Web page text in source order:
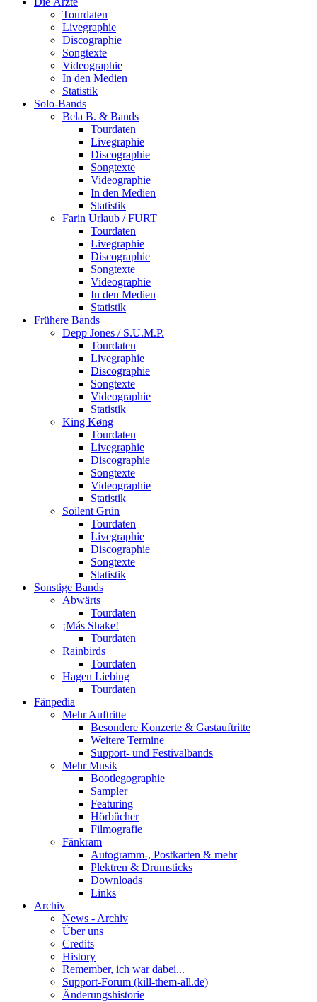
Tourdaten
Livegraphie
Discographie
Songtexte
Videographie
In den Medien
Statistik
Solo-Bands
Bela B. & Bands
Tourdaten
Livegraphie
Discographie
Songtexte
Videographie
In den Medien
Statistik
Farin Urlaub / FURT
Tourdaten
Livegraphie
Discographie
Songtexte
Videographie
In den Medien
Statistik
Frühere Bands
Depp Jones / S.U.M.P.
Tourdaten
Livegraphie
Discographie
Songtexte
Videographie
Statistik
King Køng
Tourdaten
Livegraphie
Discographie
Songtexte
Videographie
Statistik
Soilent Grün
Tourdaten
Livegraphie
Discographie
Songtexte
Statistik
Sonstige Bands
Abwärts
Tourdaten
¡Más Shake!
Tourdaten
Rainbirds
Tourdaten
Hagen Liebing
Tourdaten
Fänpedia
Mehr Auftritte
Besondere Konzerte & Gastauftritte
Weitere Termine
Support- und Festivalbands
Mehr Musik
Bootlegographie
Sampler
Featuring
Hörbücher
Filmografie
Fänkram
Autogramm-, Postkarten & mehr
Plektren & Drumsticks
Downloads
Links
Archiv
News - Archiv
Über uns
Credits
History
Remember, ich war dabei...
Support-Forum (kill-them-all.de)
Änderungshistorie